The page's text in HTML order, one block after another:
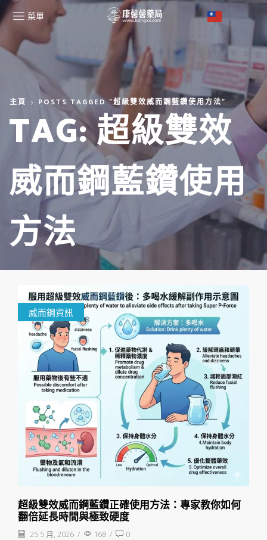
菜單
主頁 POSTS TAGGED "超級雙效威而鋼藍鑽使用方法"
TAG: 超級雙效
威而鋼藍鑽使用
方法
威而鋼資訊
超級雙效威而鋼藍鑽正確使用方法：專家教你如何
翻倍延長時間與極致硬度
25 5 月, 2026 / 168 / 0